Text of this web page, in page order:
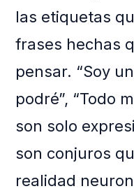
las etiquetas
frases hechas
pensar. “Soy
podré”, “Todo
son solo
son conjuros
realidad